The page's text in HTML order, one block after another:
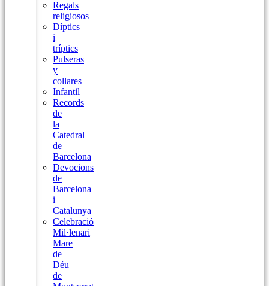
Regals
religiosos
Díptics
i
tríptics
Pulseras
y
collares
Infantil
Records
de
la
Catedral
de
Barcelona
Devocions
de
Barcelona
i
Catalunya
Celebració
Mil·lenari
Mare
de
Déu
de